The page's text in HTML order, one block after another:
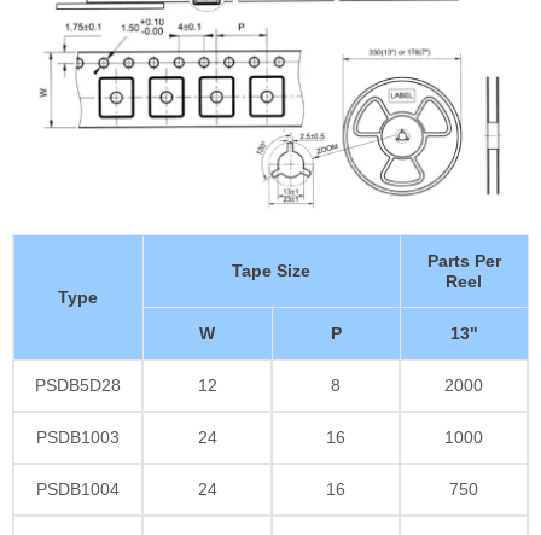
Type
Tape Size
Parts Per
Reel
W P 13"
PSDB5D28 12 8 2000
PSDB1003 24 16 1000
PSDB1004 24 16 750